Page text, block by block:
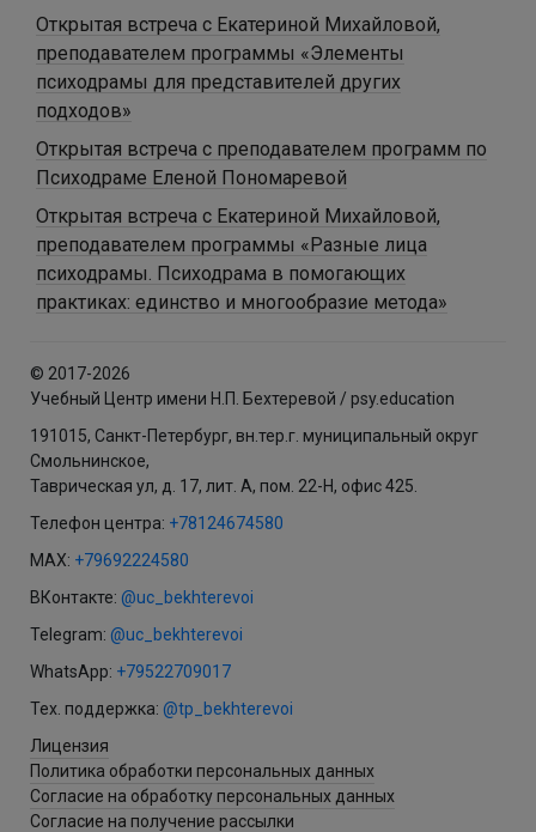
Открытая встреча с Екатериной Михайловой,
преподавателем программы «Элементы
психодрамы для представителей других
подходов»
Открытая встреча с преподавателем программ по
Психодраме Еленой Пономаревой
Открытая встреча с Екатериной Михайловой,
преподавателем программы «Разные лица
психодрамы. Психодрама в помогающих
практиках: единство и многообразие метода»
© 2017-2026
Учебный Центр имени Н.П. Бехтеревой / psy.education
191015, Санкт-Петербург, вн.тер.г. муниципальный округ
Смольнинское,
Таврическая ул, д. 17, лит. А, пом. 22-Н, офис 425.
Телефон центра: +78124674580
MAX: +79692224580
ВКонтакте: @uc_bekhterevoi
Telegram: @uc_bekhterevoi
WhatsApp: +79522709017
Тех. поддержка: @tp_bekhterevoi
Лицензия
Политика обработки персональных данных
Согласие на обработку персональных данных
Согласие на получение рассылки